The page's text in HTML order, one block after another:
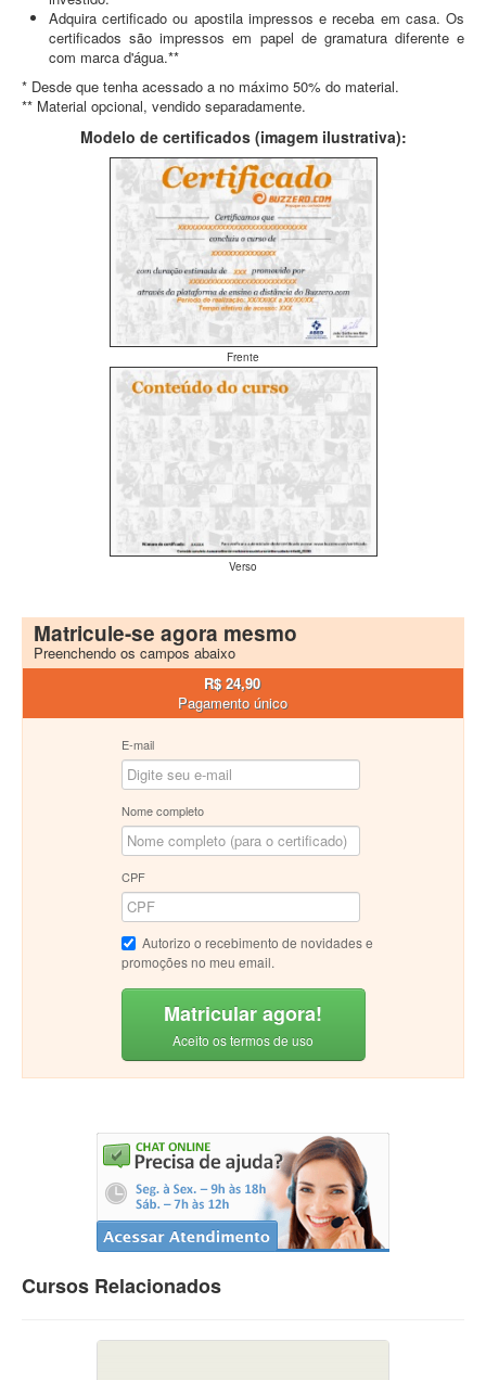
Adquira certificado ou apostila impressos e receba em casa. Os
certificados são impressos em papel de gramatura diferente e
com marca d'água.**
* Desde que tenha acessado a no máximo 50% do material.
** Material opcional, vendido separadamente.
Modelo de certificados (imagem ilustrativa):
Frente
Verso
Matricule-se agora mesmo
Preenchendo os campos abaixo
R$ 24,90
Pagamento único
E-mail
Nome completo
CPF
Autorizo o recebimento de novidades e
promoções no meu email.
Matricular agora!
Aceito os termos de uso
Cursos Relacionados